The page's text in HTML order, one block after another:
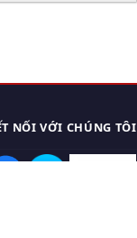
NỐI VỚI CHÚNG TÔI